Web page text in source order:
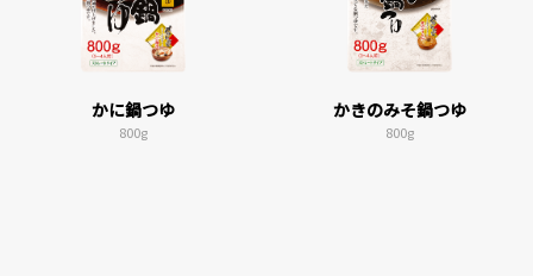
かに鍋つゆ
800g
かきのみそ鍋つゆ
800g